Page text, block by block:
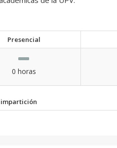
Presencial
0 horas